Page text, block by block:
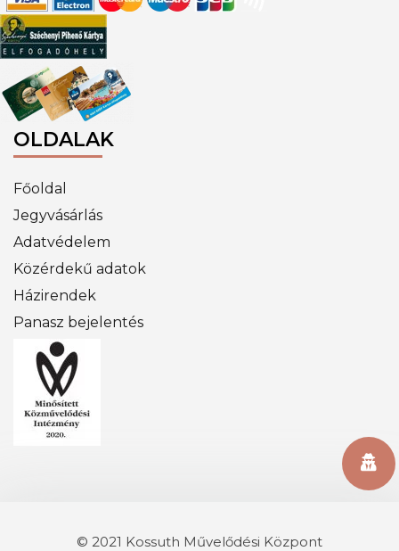
OLDALAK
Főoldal
Jegyvásárlás
Adatvédelem
Közérdekű adatok
Házirendek
Panasz bejelentés
© 2021 Kossuth Művelődési Központ